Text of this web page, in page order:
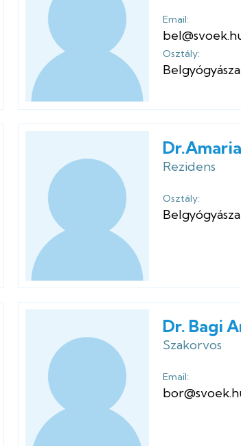
Email:
Osztály:
Rezidens
Osztály:
Dr. Bagi
Szakorvos
Email: